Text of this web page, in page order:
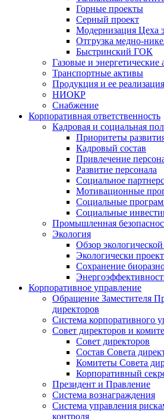
Горные проекты
Серный проект
Модернизация Цеха
Отгрузка медно-
Быстринский ГОК
Газовые и энергетические
Транспортные активы
Продукция и ее реализация
НИОКР
Снабжение
Корпоративная ответственность
Кадровая и социальная
Приоритеты
Кадровый состав
Привлечение
Развитие персонала
Социальное
Мотивационные
Социальные
Социальные
Промышленная
Экология
Обзор
Экологически
Сохранение
Корпоративное управление
Обращение Заместителя
директоров
Система корпоративного
Совет директоров и
Совет директоров
Состав Совета
Комитеты Совета
Корпоративный
Президент и Правление
Система вознаграждения
Система управления
контроля